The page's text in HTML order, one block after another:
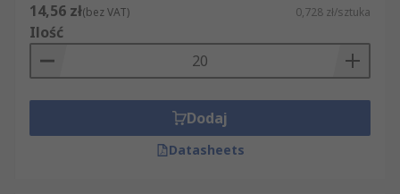
14,56 zł(bez VAT) 0,728 zł/sztuka
Ilość
Dodaj
Datasheets